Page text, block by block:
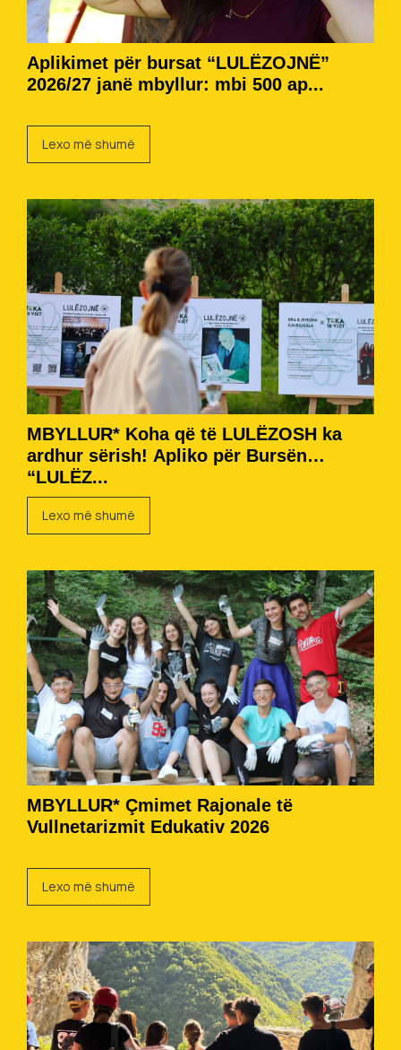
Aplikimet për bursat “LULËZOJNË”
2026/27 janë mbyllur: mbi 500 ap...
Lexo më shumë
MBYLLUR* Koha që të LULËZOSH ka
ardhur sërish! Apliko për Bursën
“LULËZ...
Lexo më shumë
MBYLLUR* Çmimet Rajonale të
Vullnetarizmit Edukativ 2026
Lexo më shumë